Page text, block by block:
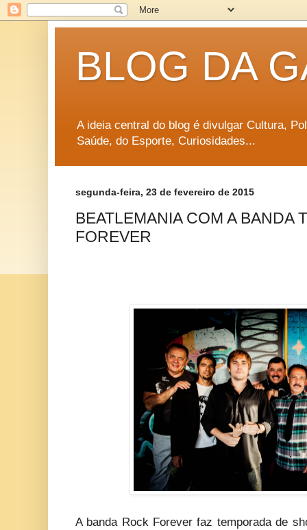
BLOG DA
A ideia central do blog é divulgar Cultura,
Saúde, do Esporte, Curiosidades...
segunda-feira, 23 de fevereiro de 2015
BEATLEMANIA COM A BANDA
FOREVER
A banda Rock Forever faz temporada de